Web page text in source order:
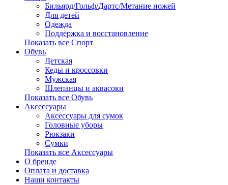
Бильярд/Гольф/Дартс/Метание ножей
Для детей
Одежда
Поддержка и восстановление
Показать все Спорт
Обувь
Детская
Кеды и кроссовки
Мужская
Шлепанцы и аквасоки
Показать все Обувь
Аксессуары
Аксессуары для сумок
Головные уборы
Рюкзаки
Сумки
Показать все Аксессуары
О бренде
Оплата и доставка
Наши контакты